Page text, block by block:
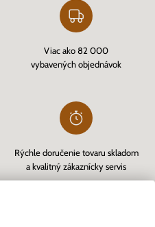
Viac ako 82 000
vybavených objednávok
Rýchle doručenie tovaru skladom
a kvalitný zákaznícky servis